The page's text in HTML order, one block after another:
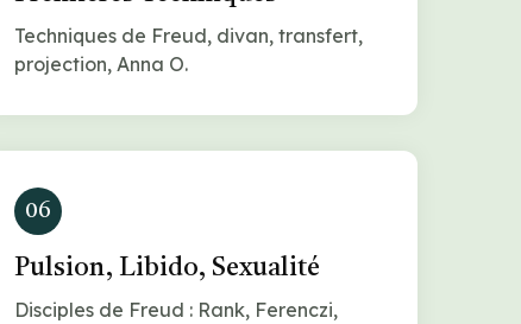
Techniques de Freud, divan, transfert,
projection, Anna O.
06
Pulsion, Libido, Sexualité
Disciples de Freud : Rank, Ferenczi,